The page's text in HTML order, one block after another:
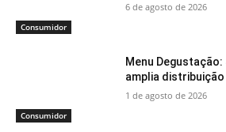
Consumidor
6 de agosto de 2026
Consumidor
Menu
amplia
1 de agosto de 2026